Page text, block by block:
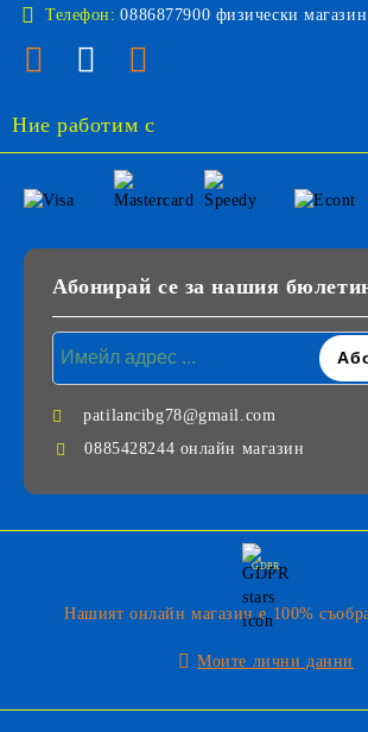
Телефон: 0886877900 физически магазин
Ние работим с
Абонирай се за нашия
patilancibg78@gmail.com
0885428244 онлайн магазин
GDPR
Нашият онлайн магазин е 100%
Моите лични данни